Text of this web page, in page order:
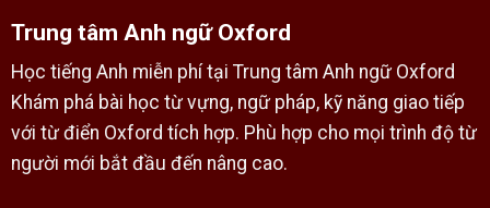
Trung tâm Anh ngữ Oxford
Học tiếng Anh miễn phí tại Trung tâm Anh ngữ Oxford
Khám phá bài học từ vựng, ngữ pháp, kỹ năng giao tiếp
với từ điển Oxford tích hợp. Phù hợp cho mọi trình độ từ
người mới bắt đầu đến nâng cao.